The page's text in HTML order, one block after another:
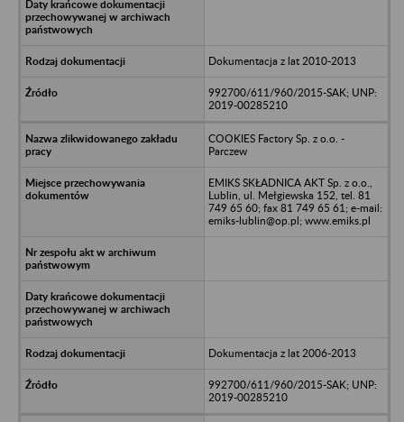
Dokumentacja z lat 2010-2013
992700/611/960/2015-SAK; UNP:
2019-00285210
COOKIES Factory Sp. z o.o. -
Parczew
EMIKS SKŁADNICA AKT Sp. z o.o.,
Lublin, ul. Mełgiewska 152, tel. 81
749 65 60; fax 81 749 65 61; e-mail:
emiks-lublin@op.pl; www.emiks.pl
Dokumentacja z lat 2006-2013
992700/611/960/2015-SAK; UNP:
2019-00285210